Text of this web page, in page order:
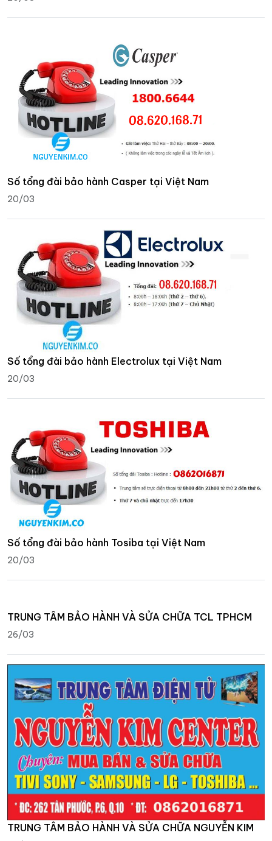
Số tổng đài bảo hành Casper tại Việt Nam
20/03
Số tổng đài bảo hành Electrolux tại Việt Nam
20/03
Số tổng đài bảo hành Tosiba tại Việt Nam
20/03
TRUNG TÂM BẢO HÀNH VÀ SỬA CHỮA TCL TPHCM
26/03
TRUNG TÂM BẢO HÀNH VÀ SỬA CHỮA NGUYỄN KIM